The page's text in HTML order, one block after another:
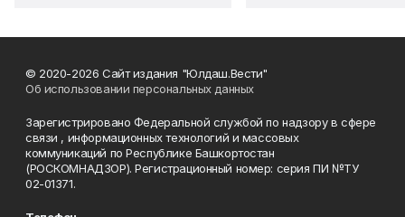
© 2020-2026 Сайт издания "Юлдаш.Вести"
Об использовании персональных данных
Зарегистрировано Федеральной службой по надзору в сфере
связи , информационных технологий и массовых
коммуникаций по Республике Башкортостан
(РОСКОМНАДЗОР). Регистрационный номер: серия ПИ №ТУ
02-01371.